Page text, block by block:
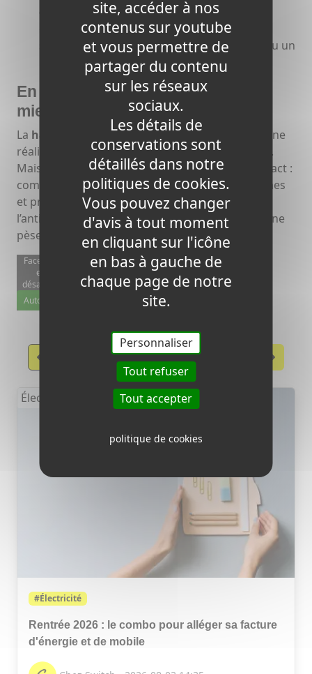
énergétique: en cas de tension forte, le
gouvernement peut activer des mesures
supplémentaires comme des aides ciblées ou un
bouclier tarifaire temporaire.
En conclusion : anticiper pour
mieux gérer sa facture
La hausse des prix de l’électricité en hiver
est une
réalité qui touche l’ensemble des foyers français.
Mais il existe des solutions pour en réduire l’impact :
comparer les offres, adopter des gestes économes
et profiter des aides publiques. Plus que jamais,
l’anticipation est la clé pour éviter que la facture ne
pèse trop lourd sur le budget des ménages.
Facebook
est
désactivé.
Autoriser
Électricité
#Électricité
Rentrée 2026 : le combo pour alléger sa facture
d'énergie et de mobile
site, accéder à nos
contenus sur youtube
et vous permettre de
partager du contenu
sur les réseaux
sociaux.
Les détails de
conservations sont
détaillés dans notre
politiques de cookies.
Vous pouvez changer
d'avis à tout moment
en cliquant sur l'icône
en bas à gauche de
chaque page de notre
site.
Personnaliser
Tout refuser
Tout accepter
politique de cookies